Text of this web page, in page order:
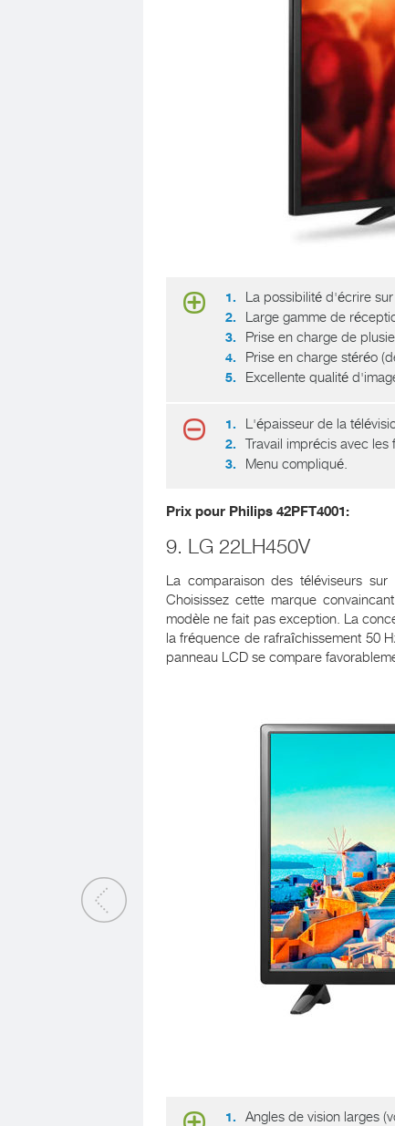
La possibilité d'écrire
Large gamme de
Prise en charge de
Prise en charge stéréo
Excellente qualité
L'épaisseur de la
Travail imprécis avec
Menu compliqué.
Prix ​​pour Philips 42PFT4001:
9. LG 22LH450V
La comparaison des téléviseurs
Choisissez cette marque
modèle ne fait pas exception. La
la fréquence de rafraîchissement 50
panneau LCD se compare
Angles de vision larges